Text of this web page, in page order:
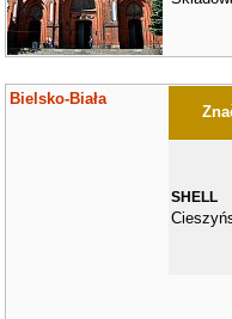
Bielsko-Biała
SHELL